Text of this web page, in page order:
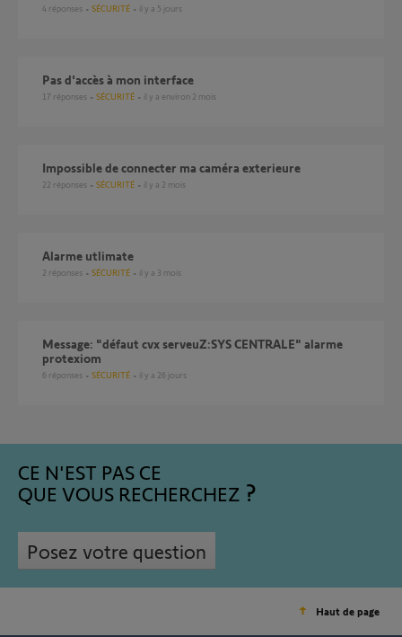
4 réponses SÉCURITÉ il y a 5 jours
pas d'accès à mon interface
17 réponses SÉCURITÉ il y a environ 2 mois
Impossible de connecter ma caméra exterieure
22 réponses SÉCURITÉ il y a 2 mois
Alarme utlimate
2 réponses SÉCURITÉ il y a 3 mois
Message: "défaut cvx serveuZ:SYS CENTRALE" alarme
protexiom
6 réponses SÉCURITÉ il y a 26 jours
CE N'EST PAS CE
QUE VOUS RECHERCHEZ
Posez votre question
Haut de page